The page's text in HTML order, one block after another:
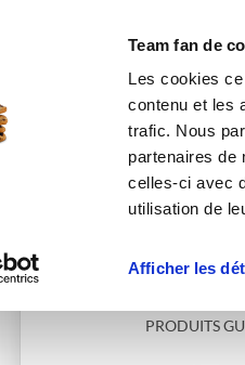
Team fan de
Les cookies
contenu et les
trafic. Nous
partenaires de
celles-ci avec
utilisation de
Afficher les
PRODUITS